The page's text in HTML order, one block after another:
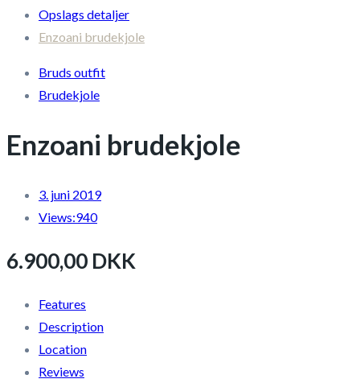
Opslags detaljer
Enzoani brudekjole
Bruds outfit
Brudekjole
Enzoani brudekjole
3. juni 2019
Views:940
6.900,00 DKK
Features
Description
Location
Reviews